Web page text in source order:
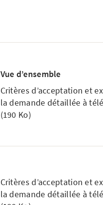
Vue d’ensemble
Critères d’acceptation et
la demande détaillée à
(190 Ko)
Critères d’acceptation et
la demande détaillée à